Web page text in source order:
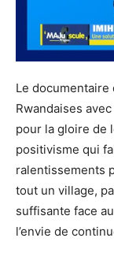
Le
Rwandaises
pour la gloire de
positivisme qui
ralentissements
tout un village,
suffisante face
l’envie de